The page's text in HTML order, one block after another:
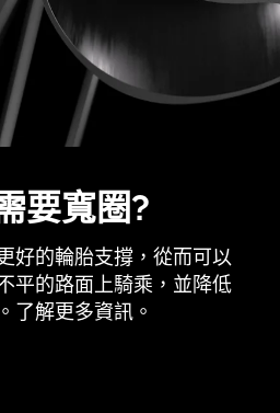
要寬圈?
好的輪胎支撐，從而可以
平的路面上騎乘，並降低
了解更多資訊。